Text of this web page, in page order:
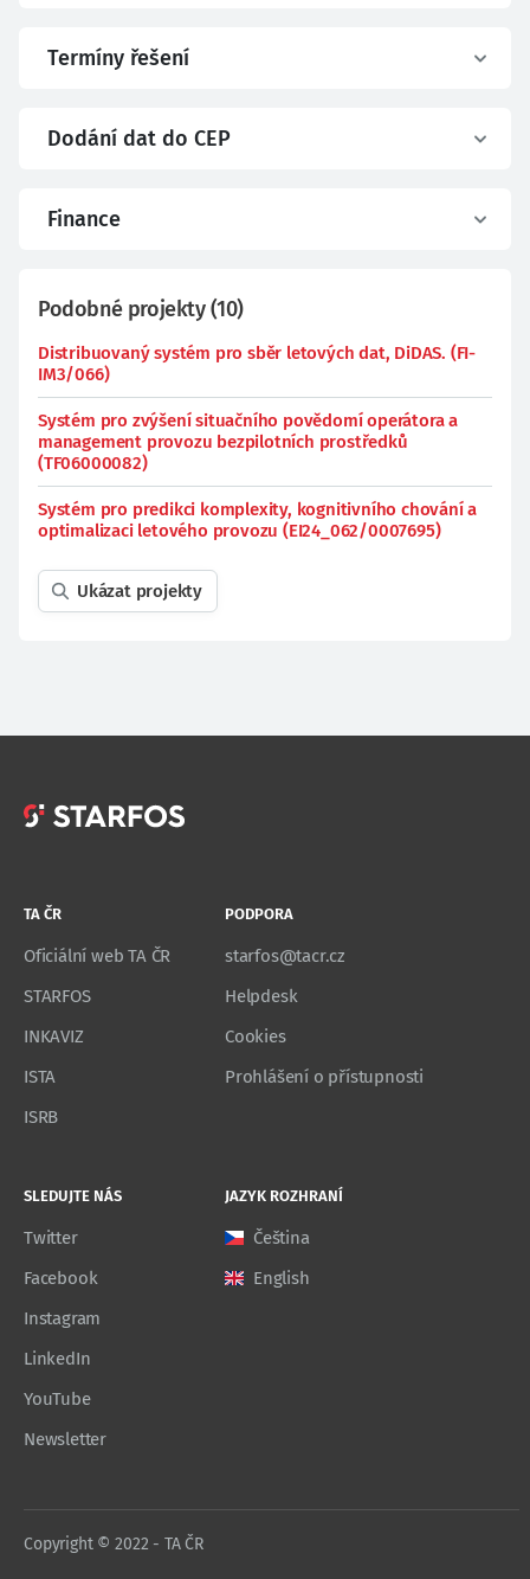
Termíny řešení
Dodání dat do CEP
Finance
Podobné projekty(10)
Distribuovaný systém pro sběr letových dat, DiDAS. (FI-
IM3/066)
Systém pro zvýšení situačního povědomí operátora a
management provozu bezpilotních prostředků
(TF06000082)
Systém pro predikci komplexity, kognitivního chování a
optimalizaci letového provozu (EI24_062/0007695)
Ukázat projekty
TA ČR
Oficiální web TA ČR
STARFOS
INKAVIZ
ISTA
ISRB
PODPORA
starfos@tacr.cz
Helpdesk
Cookies
Prohlášení o přístupnosti
SLEDUJTE NÁS
Twitter
Facebook
Instagram
LinkedIn
YouTube
Newsletter
JAZYK ROZHRANÍ
Čeština
English
Copyright © 2022 - TA ČR